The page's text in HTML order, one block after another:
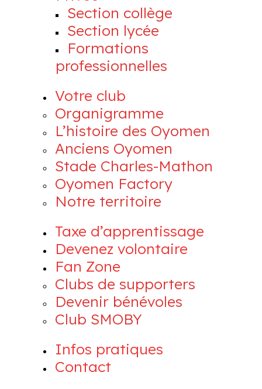
Section collège
Section lycée
Formations
professionnelles
Votre club
Organigramme
L’histoire des Oyomen
Anciens Oyomen
Stade Charles-Mathon
Oyomen Factory
Notre territoire
Taxe d’apprentissage
Devenez volontaire
Fan Zone
Clubs de supporters
Devenir bénévoles
Club SMOBY
Infos pratiques
Contact